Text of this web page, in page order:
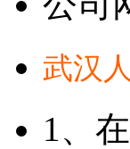
武汉
1、